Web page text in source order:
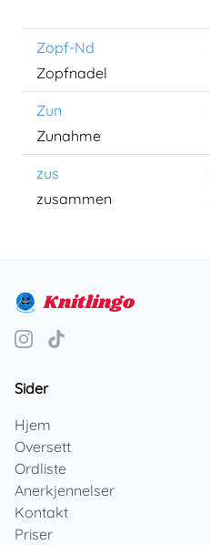
Zopf-Nd
Zopfnadel
Zun
Zunahme
zus
zusammen
Knitlingo
Sider
Hjem
Oversett
Ordliste
Anerkjennelser
Kontakt
Priser